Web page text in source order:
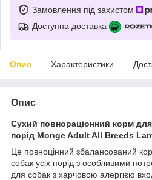
Замовлення під захистом
Доступна доставка
Опис Характеристики
Опис
Сухий повнораціонний корм
порід Monge Adult All Breeds
Це повноцінний збалансований
собак усіх порід з особливими
для собак з харчовою алергією